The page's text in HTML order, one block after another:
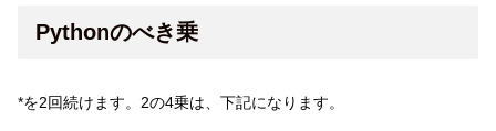
Pythonのべき乗
*を2回続けます。2の4乗は、下記になります。